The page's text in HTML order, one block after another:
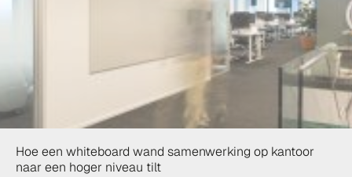
Hoe een whiteboard wand samenwerking op kantoor
naar een hoger niveau tilt